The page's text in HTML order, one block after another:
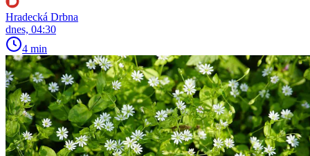
Hradecká Drbna
dnes, 04:30
4 min